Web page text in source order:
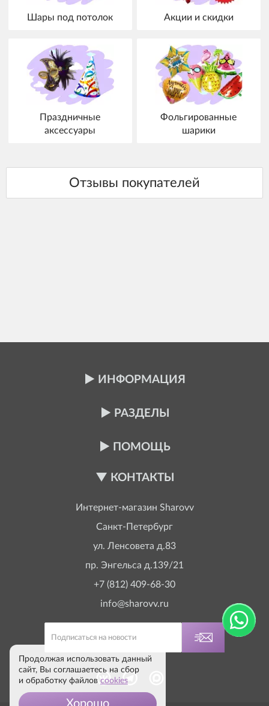
Шары под потолок Акции и скидки
Праздничные
аксессуары
Фольгированные
шарики
ИНФОРМАЦИЯ
РАЗДЕЛЫ
ПОМОЩЬ
КОНТАКТЫ
Интернет-магазин Sharovv
Санкт-Петербург
ул. Ленсовета д.83
пр. Энгельса д.139/21
+7 (812) 409-68-30
info@sharovv.ru
Продолжая использовать данный
сайт, Вы соглашаетесь на сбор
и обработку файлов cookies
Хорошо